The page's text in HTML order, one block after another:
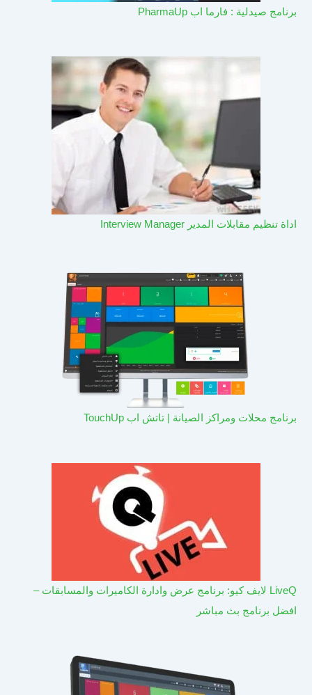
برنامج صيدلية : فارما اب PharmaUp​
اداة تنظيم مقابلات المدير Interview Manager
برنامج محلات ومراكز الصيانة | تاتش اب TouchUp
LiveQ لايف كيو: برنامج عرض وادارة الكاميرات والمسابقات –
افضل برنامج بث مباشر